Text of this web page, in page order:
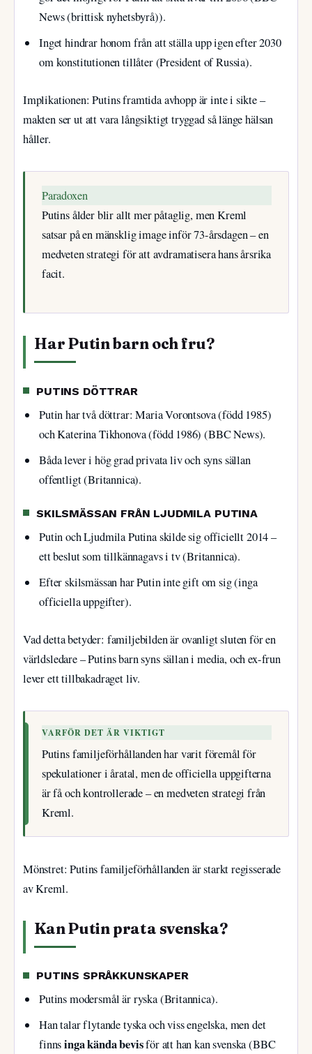
News (brittisk nyhetsbyrå)).
Inget hindrar honom från att ställa upp igen efter 2030
om konstitutionen tillåter (President of Russia).
Implikationen: Putins framtida avhopp är inte i sikte –
makten ser ut att vara långsiktigt tryggad så länge hälsan
håller.
Paradoxen
Putins ålder blir allt mer påtaglig, men Kreml
satsar på en mänsklig image inför 73-årsdagen – en
medveten strategi för att avdramatisera hans årsrika
facit.
Har Putin barn och fru?
PUTINS DÖTTRAR
Putin har två döttrar: Maria Vorontsova (född 1985)
och Katerina Tikhonova (född 1986) (BBC News).
Båda lever i hög grad privata liv och syns sällan
offentligt (Britannica).
SKILSMÄSSAN FRÅN LJUDMILA PUTINA
Putin och Ljudmila Putina skilde sig officiellt 2014 –
ett beslut som tillkännagavs i tv (Britannica).
Efter skilsmässan har Putin inte gift om sig (inga
officiella uppgifter).
Vad detta betyder: familjebilden är ovanligt sluten för en
världsledare – Putins barn syns sällan i media, och ex-frun
lever ett tillbakadraget liv.
VARFÖR DET ÄR VIKTIGT
Putins familjeförhållanden har varit föremål för
spekulationer i åratal, men de officiella uppgifterna
är få och kontrollerade – en medveten strategi från
Kreml.
Mönstret: Putins familjeförhållanden är starkt regisserade
av Kreml.
Kan Putin prata svenska?
PUTINS SPRÅKKUNSKAPER
Putins modersmål är ryska (Britannica).
Han talar flytande tyska och viss engelska, men det
finnsinga kända bevisför att han kan svenska (BBC